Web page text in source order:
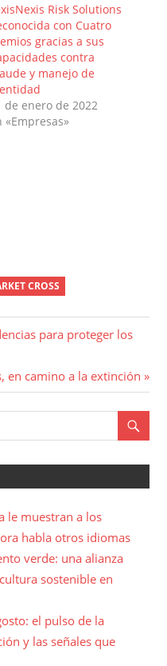
Risk Solutions
con Cuatro
gracias a sus
contra
y manejo de
de enero de 2022
«Empresas»
CROSS
para proteger los
en camino a la extinción
le muestran a los
habla otros idiomas
verde: una alianza
sostenible en
el pulso de la
y las señales que